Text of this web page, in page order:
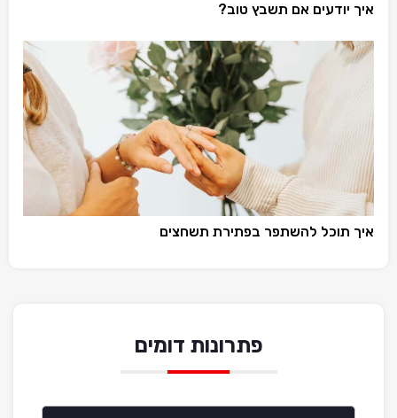
איך יודעים אם תשבץ טוב?
איך תוכל להשתפר בפתירת תשחצים
פתרונות דומים